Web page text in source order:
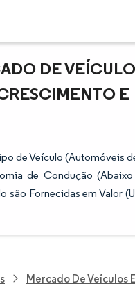
DE
E
de Veículo (Automóveis
de Condução
Fornecidas em Valor
Mercado De Veículos